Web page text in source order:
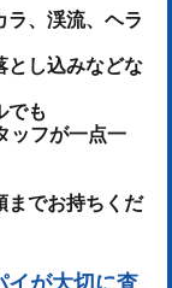
ラ、渓流、ヘラ
とし込みなどな
でも
ッフが一点一
までお持ちくだ